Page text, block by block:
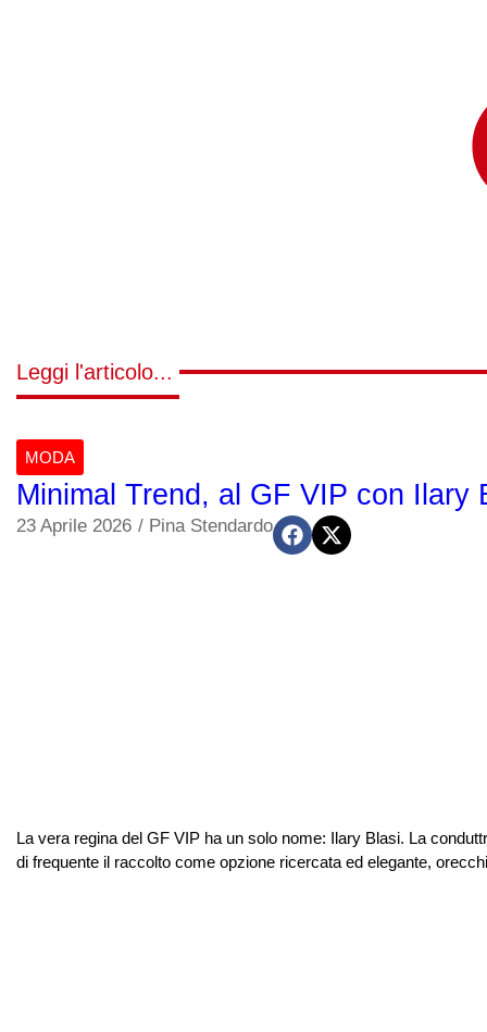
Leggi l'articolo...
MODA
Minimal Trend, al GF VIP con Ilary
23 Aprile 2026 / Pina Stendardo
La vera regina del GF VIP ha un solo nome: Ilary Blasi. La
di frequente il raccolto come opzione ricercata ed elegante,